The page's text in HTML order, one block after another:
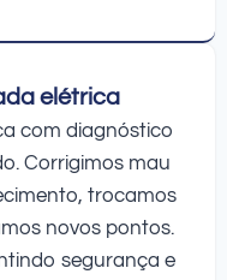
elétrica
com diagnóstico
Corrigimos mau
trocamos
novos pontos.
segurança e